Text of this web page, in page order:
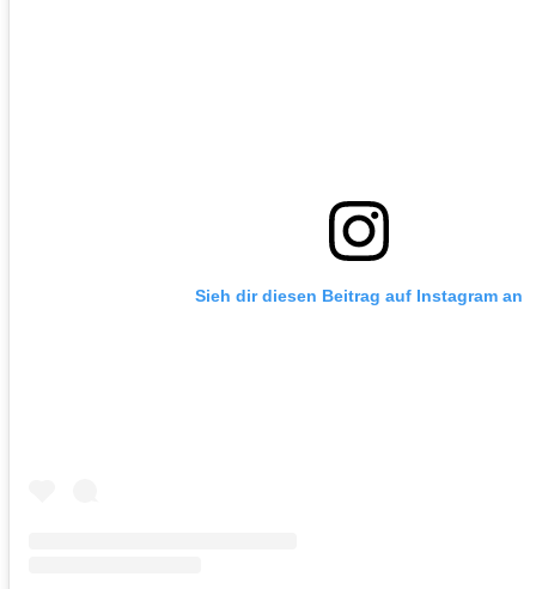
Sieh dir diesen Beitrag auf Instagram an